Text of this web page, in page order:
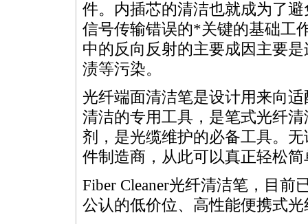
件。内插芯的清洁也就成为了
信号传输错误的*关键的基础工
中的反向反射的主要成因主要
渍等污染。
光纤端面清洁笔是设计用来向
清洁的专用工具，是笔式光纤
剂，是光缆维护的必备工具。
件制造商，从此可以真正轻松
Fiber Cleaner光纤清洁笔，目
公认的低价位、高性能便携式